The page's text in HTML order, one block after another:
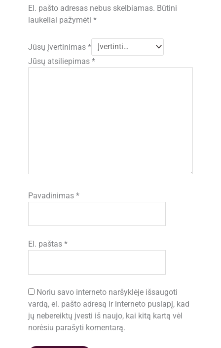
El. pašto adresas nebus skelbiamas. Būtini
laukeliai pažymėti*
Jūsų įvertinimas*
Jūsų atsiliepimas*
Pavadinimas*
El. paštas*
Noriu savo interneto naršyklėje išsaugoti
vardą, el. pašto adresą ir interneto puslapį, kad
jų nebereiktų įvesti iš naujo, kai kitą kartą vėl
norėsiu parašyti komentarą.